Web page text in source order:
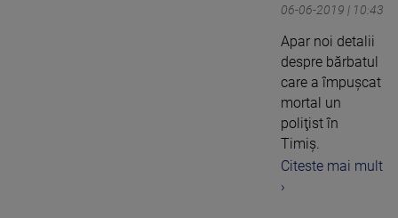
06-06-2019 | 10:43
Apar noi detalii
despre bărbatul
care a împuşcat
mortal un
poliţist în
Timiş.
Citeste mai mult
›